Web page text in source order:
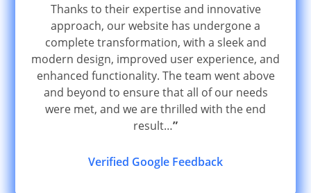
Thanks to their expertise and innovative
approach, our website has undergone a
complete transformation, with a sleek and
modern design, improved user experience, and
enhanced functionality. The team went above
and beyond to ensure that all of our needs
were met, and we are thrilled with the end
result…”
Verified Google Feedback